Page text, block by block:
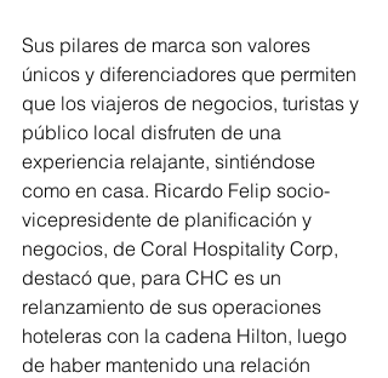
Sus pilares de marca son valores
únicos y diferenciadores que permiten
que los viajeros de negocios, turistas y
público local disfruten de una
experiencia relajante, sintiéndose
como en casa. Ricardo Felip socio-
vicepresidente de planificación y
negocios, de Coral Hospitality Corp,
destacó que, para CHC es un
relanzamiento de sus operaciones
hoteleras con la cadena Hilton, luego
de haber mantenido una relación